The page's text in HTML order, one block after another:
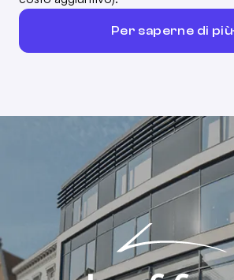
Per saperne di più